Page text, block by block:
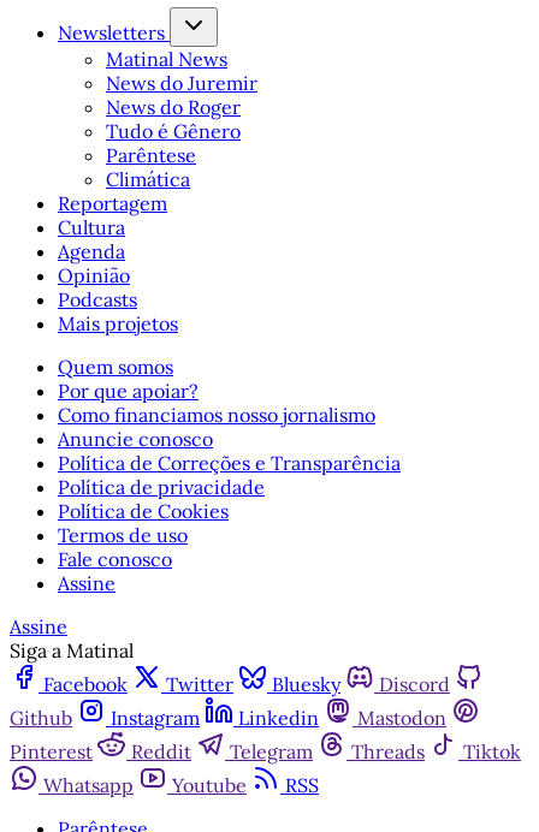
Newsletters
Matinal News
News do Juremir
News do Roger
Tudo é Gênero
Parêntese
Climática
Reportagem
Cultura
Agenda
Opinião
Podcasts
Mais projetos
Quem somos
Por que apoiar?
Como financiamos nosso jornalismo
Anuncie conosco
Política de Correções e Transparência
Política de privacidade
Política de Cookies
Termos de uso
Fale conosco
Assine
Assine
Siga a Matinal
Facebook
Twitter Bluesky
Discord
Github
Instagram Linkedin
Mastodon
Pinterest
Reddit Telegram Threads
Tiktok
Whatsapp
Youtube
RSS